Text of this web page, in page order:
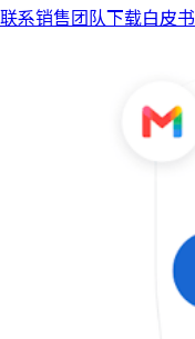
联系销售团队下载白皮书